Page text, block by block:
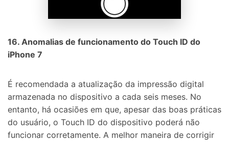
16. Anomalias de funcionamento do Touch ID do
iPhone 7
É recomendada a atualização da impressão digital
armazenada no dispositivo a cada seis meses. No
entanto, há ocasiões em que, apesar das boas práticas
do usuário, o Touch ID do dispositivo poderá não
funcionar corretamente. A melhor maneira de corrigir